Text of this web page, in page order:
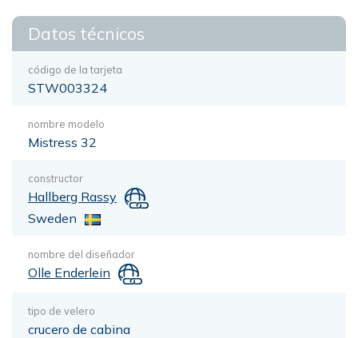
Datos técnicos
código de la tarjeta
STW003324
nombre modelo
Mistress 32
constructor
Hallberg Rassy
Sweden
nombre del diseñador
Olle Enderlein
tipo de velero
crucero de cabina